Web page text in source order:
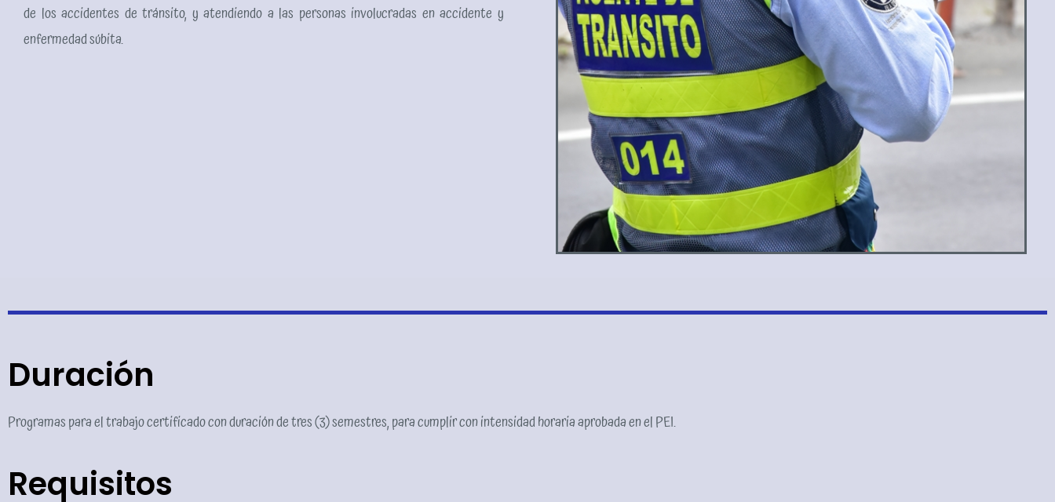
de los accidentes de tránsito, y atendiendo a las personas involucradas en accidente y
enfermedad súbita.
Duración
Programas para el trabajo certificado con duración de tres (3) semestres, para cumplir con intensidad horaria aprobada en el PEI.
Requisitos